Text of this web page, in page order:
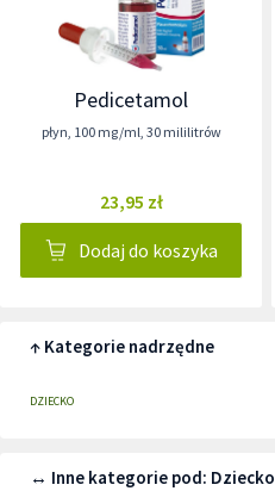
Pedicetamol
płyn, 100 mg/ml, 30 mililitrów
23,95 zł
Dodaj do koszyka
↑ Kategorie nadrzędne
DZIECKO
↔ Inne kategorie pod: Dziecko